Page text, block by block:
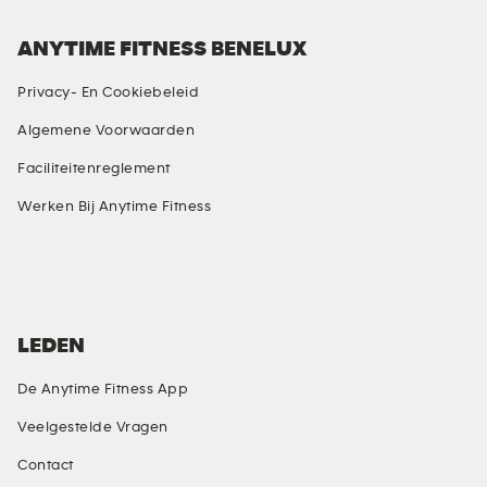
ANYTIME FITNESS BENELUX
Privacy- En Cookiebeleid
Algemene Voorwaarden
Faciliteitenreglement
Werken Bij Anytime Fitness
LEDEN
De Anytime Fitness App
Veelgestelde Vragen
Contact